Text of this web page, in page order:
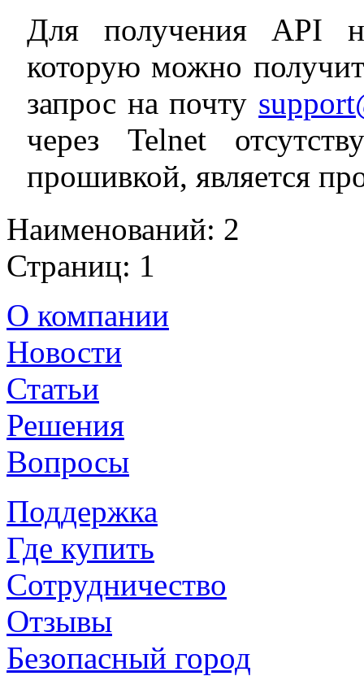
Для получения API
которую можно
запрос на почту
через Telnet
прошивкой, является
Наименований: 2
Страниц: 1
О компании
Новости
Статьи
Решения
Вопросы
Поддержка
Где купить
Сотрудничество
Отзывы
Безопасный город